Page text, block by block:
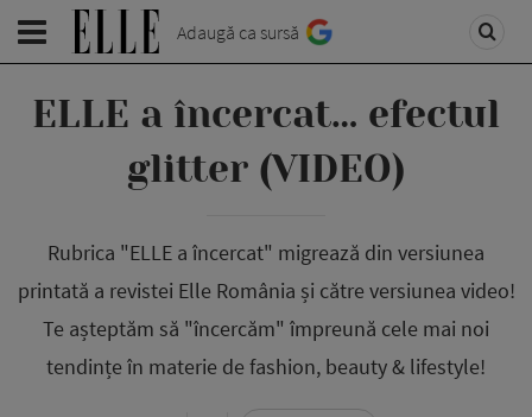
Adaugă ca sursă
ELLE a încercat… efectul
glitter (VIDEO)
Rubrica "ELLE a încercat" migrează din versiunea
printată a revistei Elle România și către versiunea video!
Te așteptăm să "încercăm" împreună cele mai noi
tendințe în materie de fashion, beauty & lifestyle!